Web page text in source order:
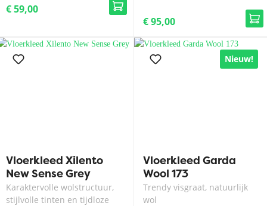
€ 59,00
€ 95,00
Vloerkleed Xilento
New Sense Grey
Karaktervolle wolstructuur,
stijlvolle tinten en tijdloze
Nieuw!
Vloerkleed Garda
Wool 173
Trendy visgraat, natuurlijk
wol